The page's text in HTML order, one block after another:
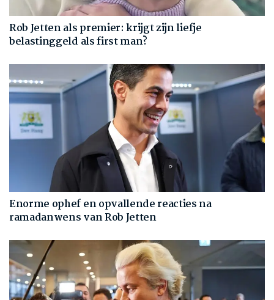
Rob Jetten als premier: krijgt zijn liefje
belastinggeld als first man?
Enorme ophef en opvallende reacties na
ramadanwens van Rob Jetten